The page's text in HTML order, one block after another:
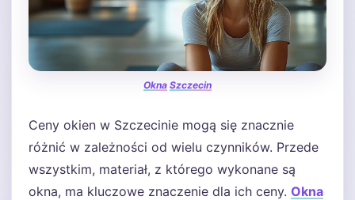
Okna Szczecin
Ceny okien w Szczecinie mogą się znacznie
różnić w zależności od wielu czynników. Przede
wszystkim, materiał, z którego wykonane są
okna, ma kluczowe znaczenie dla ich ceny. Okna